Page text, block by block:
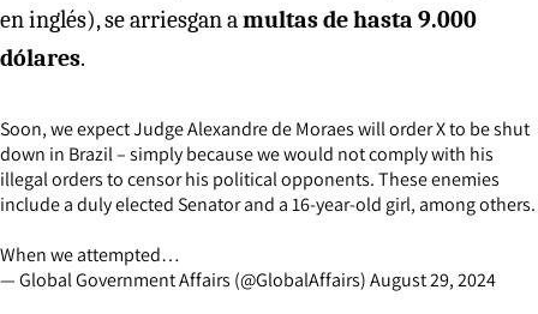
en inglés), se arriesgan amultas de hasta 9.000
dólares.
Soon, we expect Judge Alexandre de Moraes will order X to be shut
down in Brazil – simply because we would not comply with his
illegal orders to censor his political opponents. These enemies
include a duly elected Senator and a 16-year-old girl, among others.
When we attempted…
— Global Government Affairs (@GlobalAffairs)August 29, 2024